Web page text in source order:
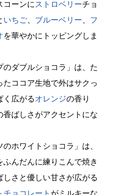
コーンにストロベリーチョ
いちご、 ブルーベリー、 フ
を華やかにトッピングしま
のダブルショコラ」は、た
たココア生地で外はサクっ
く広がるオレンジの香り
香ばしさがアクセントにな
ホワイトショコラ」は、
ふんだんに練りこんで焼き
しさと優しい甘さが広がる